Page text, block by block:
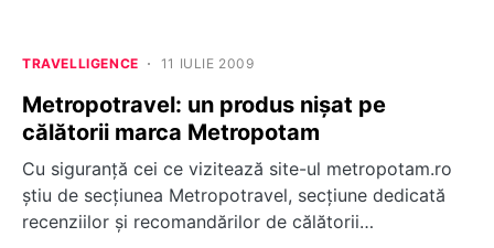
TRAVELLIGENCE 11 IULIE 2009
Metropotravel: un produs nişat pe
călătorii marca Metropotam
Cu siguranţă cei ce vizitează site-ul metropotam.ro
ştiu de secţiunea Metropotravel, secţiune dedicată
recenziilor şi recomandărilor de călătorii…